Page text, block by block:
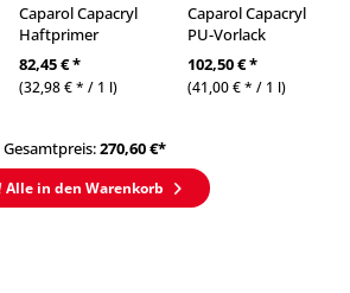
Caparol Capacryl
Haftprimer
82,45 € *
(32,98 € * / 1 l)
Caparol Capacryl
PU-Vorlack
102,50 € *
(41,00 € * / 1 l)
Gesamtpreis:270,60€*
Alle in den Warenkorb